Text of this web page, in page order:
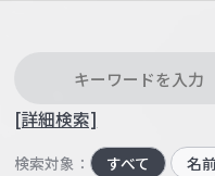
[詳細検索]
検索対象： すべて 名前